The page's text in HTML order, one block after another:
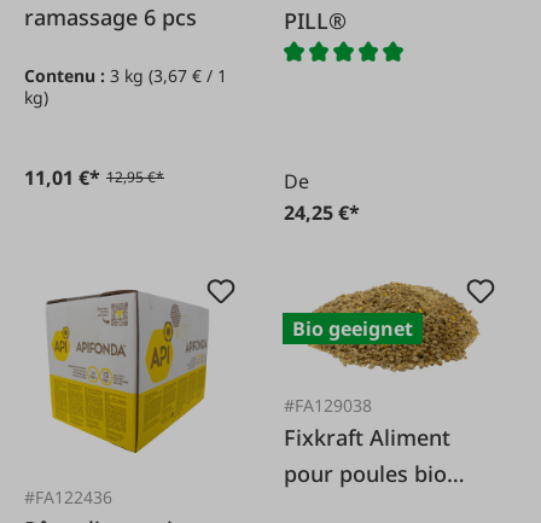
ramassage 6 pcs
Contenu : 3 kg (3,67 € / 1
kg)
11,01 €* 12,95 €*
PILL®
De
24,25 €*
#FA122436
Bio geeignet
#FA129038
Fixkraft Aliment
pour poules bio